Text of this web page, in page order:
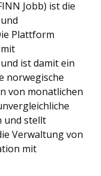
Jobb) ist die
Plattform
ist damit ein
norwegische
von monatlichen
und stellt
Verwaltung von
mit